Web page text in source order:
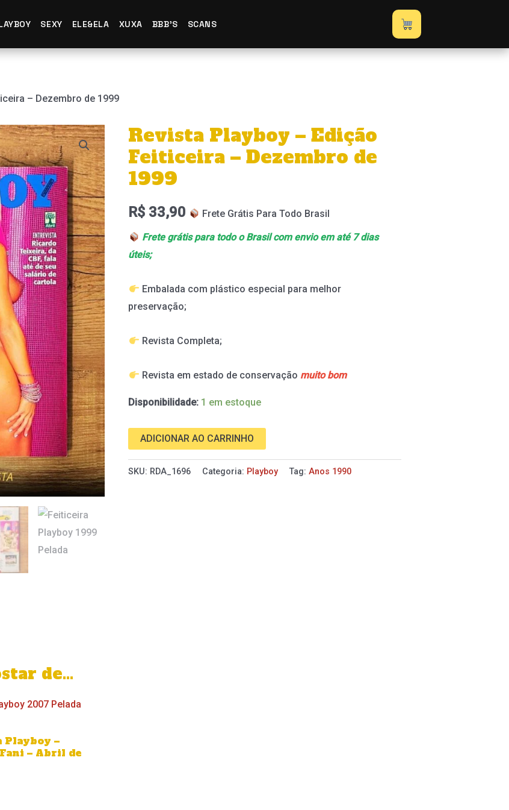
SEXY ELE&ELA XUXA BBB'S SCANS
– Dezembro de 1999
Revista Playboy – Edição
Feiticeira – Dezembro de
1999
R$ 33,90 Frete Grátis Para Todo Brasil
Frete grátis para todo o Brasil com envio em até 7 dias
úteis;
Embalada com plástico especial para melhor
preservação;
Revista Completa;
Revista em estado de conservação muito bom
Disponibilidade: 1 em estoque
Revista
Playboy
Edição
Feiticeira
–
Dezembro
de
quantidade
ADICIONAR AO CARRINHO
SKU: RDA_1696 Categoria: Playboy Tag:Anos 1990
de…
Playboy –
– Abril de
–